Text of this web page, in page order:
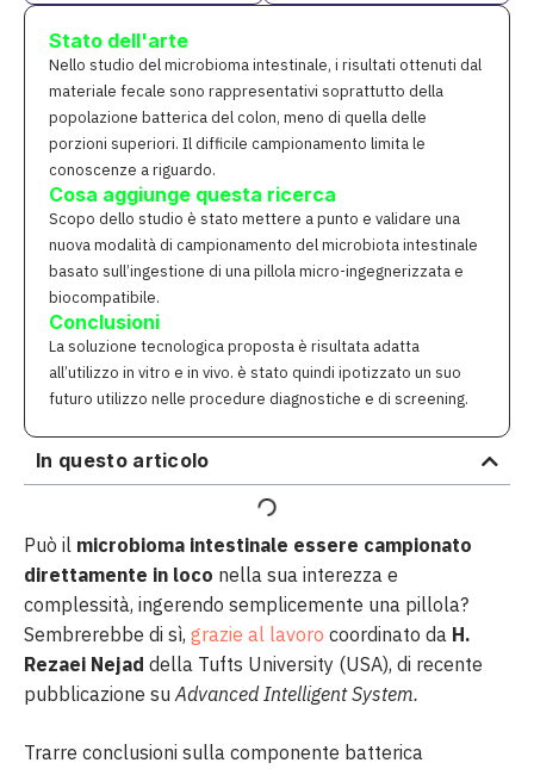
Stato dell'arte
Nello studio del microbioma intestinale, i risultati ottenuti dal
materiale fecale sono rappresentativi soprattutto della
popolazione batterica del colon, meno di quella delle
porzioni superiori. Il difficile campionamento limita le
conoscenze a riguardo.
Cosa aggiunge questa ricerca
Scopo dello studio è stato mettere a punto e validare una
nuova modalità di campionamento del microbiota intestinale
basato sull’ingestione di una pillola micro-ingegnerizzata e
biocompatibile.
Conclusioni
La soluzione tecnologica proposta è risultata adatta
all’utilizzo in vitro e in vivo. è stato quindi ipotizzato un suo
futuro utilizzo nelle procedure diagnostiche e di screening.
In questo articolo
Può il microbioma intestinale essere campionato
direttamente in loco nella sua interezza e
complessità, ingerendo semplicemente una pillola?
Sembrerebbe di sì, grazie al lavoro coordinato da H.
Rezaei Nejad della Tufts University (USA), di recente
pubblicazione suAdvanced Intelligent System.
Trarre conclusioni sulla componente batterica